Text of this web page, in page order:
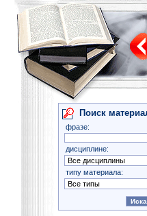
Поиск
фразе:
дисциплине:
типу материала: